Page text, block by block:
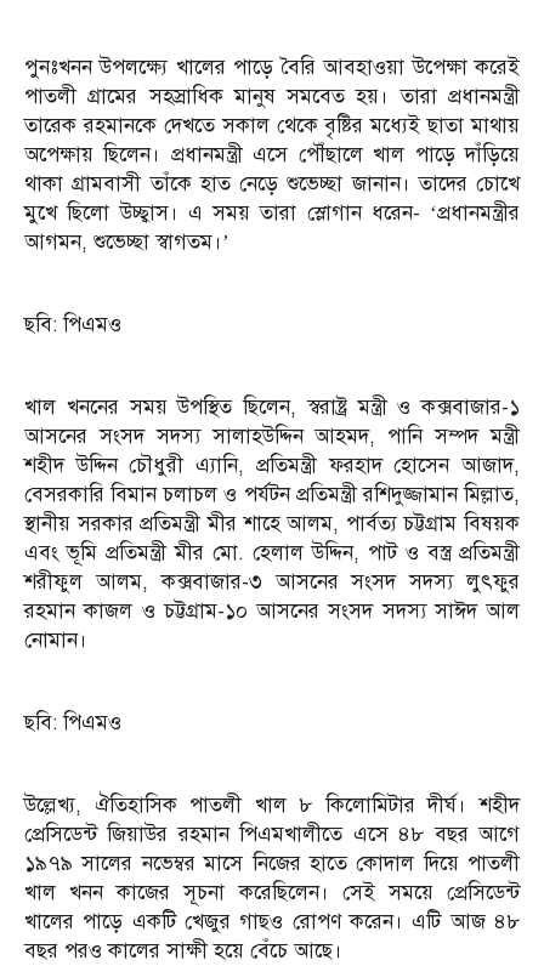
পুনঃখনন উপলক্ষ্যে খালের পাড়ে বৈরি আবহাওয়া উপেক্ষা করেই
পাতলী গ্রামের সহস্রাধিক মানুষ সমবেত হয়। তারা প্রধানমন্ত্রী
তারেক রহমানকে দেখতে সকাল থেকে বৃষ্টির মধ্যেই ছাতা মাথায়
অপেক্ষায় ছিলেন। প্রধানমন্ত্রী এসে পৌঁছালে খাল পাড়ে দাঁড়িয়ে
থাকা গ্রামবাসী তাঁকে হাত নেড়ে শুভেচ্ছা জানান। তাদের চোখে
মুখে ছিলো উচ্ছ্বাস। এ সময় তারা স্লোগান ধরেন- ‘প্রধানমন্ত্রীর
আগমন, শুভেচ্ছা স্বাগতম।’
ছবি: পিএমও
খাল খননের সময় উপস্থিত ছিলেন, স্বরাষ্ট্র মন্ত্রী ও কক্সবাজার-১
আসনের সংসদ সদস্য সালাহউদ্দিন আহমদ, পানি সম্পদ মন্ত্রী
শহীদ উদ্দিন চৌধুরী এ্যানি, প্রতিমন্ত্রী ফরহাদ হোসেন আজাদ,
বেসরকারি বিমান চলাচল ও পর্যটন প্রতিমন্ত্রী রশিদুজ্জামান মিল্লাত,
স্থানীয় সরকার প্রতিমন্ত্রী মীর শাহে আলম, পার্বত্য চট্টগ্রাম বিষয়ক
এবং ভূমি প্রতিমন্ত্রী মীর মো. হেলাল উদ্দিন, পাট ও বস্ত্র প্রতিমন্ত্রী
শরীফুল আলম, কক্সবাজার-৩ আসনের সংসদ সদস্য লুৎফুর
রহমান কাজল ও চট্টগ্রাম-১০ আসনের সংসদ সদস্য সাঈদ আল
নোমান।
ছবি: পিএমও
উল্লেখ্য, ঐতিহাসিক পাতলী খাল ৮ কিলোমিটার দীর্ঘ। শহীদ
প্রেসিডেন্ট জিয়াউর রহমান পিএমখালীতে এসে ৪৮ বছর আগে
১৯৭৯ সালের নভেম্বর মাসে নিজের হাতে কোদাল দিয়ে পাতলী
খাল খনন কাজের সূচনা করেছিলেন। সেই সময়ে প্রেসিডেন্ট
খালের পাড়ে একটি খেজুর গাছও রোপণ করেন। এটি আজ ৪৮
বছর পরও কালের সাক্ষী হয়ে বেঁচে আছে।